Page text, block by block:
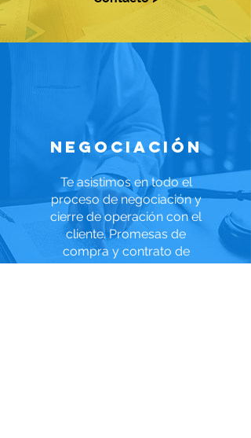
Negociación
Te asistimos en todo el
proceso de negociación y
cierre de operación con el
cliente. Promesas de
compra y contrato de
compra venta. Si tu cliente